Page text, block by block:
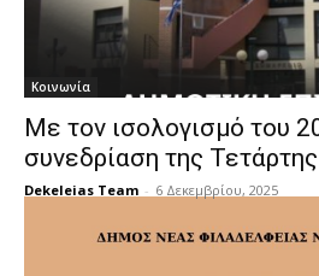
Κοινωνία
Με τον ισολογισμό του
συνεδρίαση της
Dekeleias Team - 6 Δεκεμβρίου, 2025